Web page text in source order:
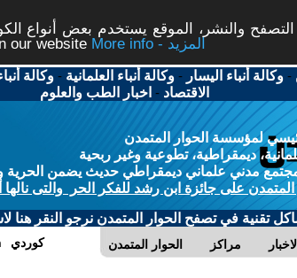
والنشر، الموقع يستخدم بعض أنواع
our website
More info - المزيد
-وكالة أنباء اليسار -وكالة أنباء العلمانية -وكالة
الاقتصاد - اخبار الطب والعلوم
لمؤسسة الحوار المتمدن
ديمقراطية، تطوعية وغير ربحية
مدني علماني ديمقراطي حديث يضمن الحرية
المتمدن على جائزة ابن رشد للفكر الحر والتى نالها
تقنية في تصفح الحوار المتمدن نرجو النقر هنا
الحوار المتمدن مراكز الاخبار كوردي